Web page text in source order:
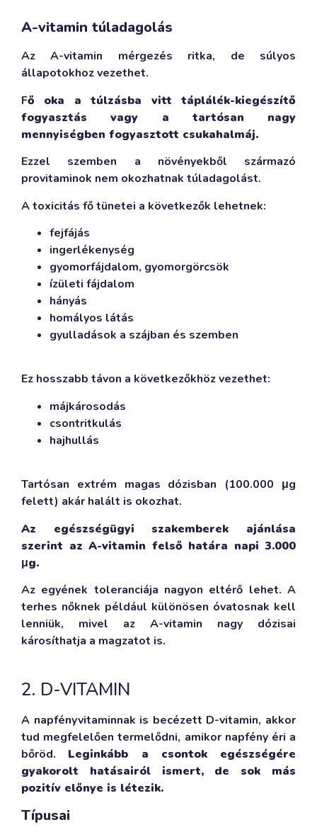
A-vitamin túladagolás
Az A-vitamin mérgezés ritka, de súlyos
állapotokhoz vezethet.
Fő oka a túlzásba vitt táplálék-kiegészítő
fogyasztás vagy a tartósan nagy
mennyiségben fogyasztott csukahalmáj.
Ezzel szemben a növényekből származó
provitaminok nem okozhatnak túladagolást.
A toxicitás fő tünetei a következők lehetnek:
fejfájás
ingerlékenység
gyomorfájdalom, gyomorgörcsök
ízületi fájdalom
hányás
homályos látás
gyulladások a szájban és szemben
Ez hosszabb távon a következőkhöz vezethet:
májkárosodás
csontritkulás
hajhullás
Tartósan extrém magas dózisban (100.000 μg
felett) akár halált is okozhat.
Az egészségügyi szakemberek ajánlása
szerint az A-vitamin felső határa napi 3.000
μg.
Az egyének toleranciája nagyon eltérő lehet. A
terhes nőknek például különösen óvatosnak kell
lenniük, mivel az A-vitamin nagy dózisai
károsíthatja a magzatot is.
2. D-VITAMIN
A napfényvitaminnak is becézett D-vitamin, akkor
tud megfelelően termelődni, amikor napfény éri a
bőröd. Leginkább a csontok egészségére
gyakorolt hatásairól ismert, de sok más
pozitív előnye is létezik.
Típusai